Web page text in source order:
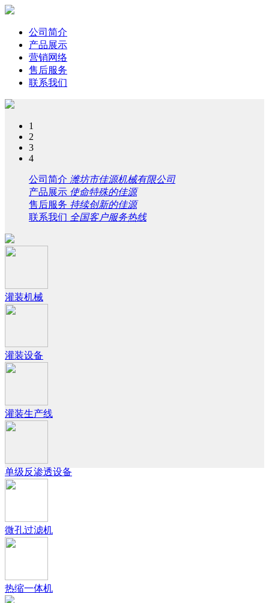
公司简介
产品展示
营销网络
售后服务
联系我们
1
2
3
4
公司简介 潍坊市佳源机械有限公司
产品展示 使命特殊的佳源
售后服务 持续创新的佳源
联系我们 全国客户服务热线
灌装机械
灌装设备
灌装生产线
单级反渗透设备
微孔过滤机
热缩一体机